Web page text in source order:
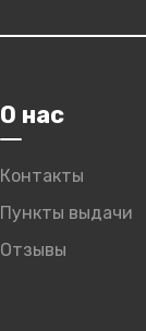
О нас
Контакты
Пункты выдачи
Отзывы